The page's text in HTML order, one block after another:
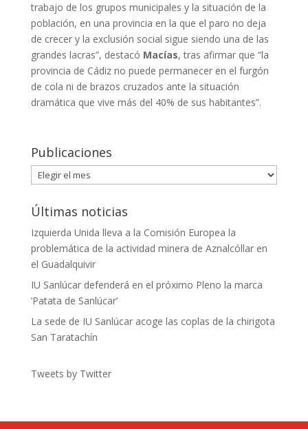
trabajo de los grupos municipales y la situación de la
población, en una provincia en la que el paro no deja
de crecer y la exclusión social sigue siendo una de las
grandes lacras”, destacó Macías, tras afirmar que “la
provincia de Cádiz no puede permanecer en el furgón
de cola ni de brazos cruzados ante la situación
dramática que vive más del 40% de sus habitantes”.
Publicaciones
Publicaciones
Últimas noticias
Izquierda Unida lleva a la Comisión Europea la
problemática de la actividad minera de Aznalcóllar en
el Guadalquivir
IU Sanlúcar defenderá en el próximo Pleno la marca
‘Patata de Sanlúcar’
La sede de IU Sanlúcar acoge las coplas de la chirigota
San Taratachín
Tweets by Twitter